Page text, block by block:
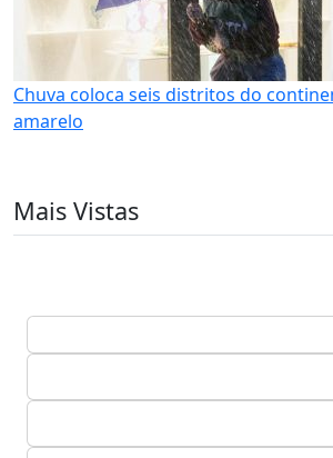
Chuva coloca seis distritos do
amarelo
Mais Vistas